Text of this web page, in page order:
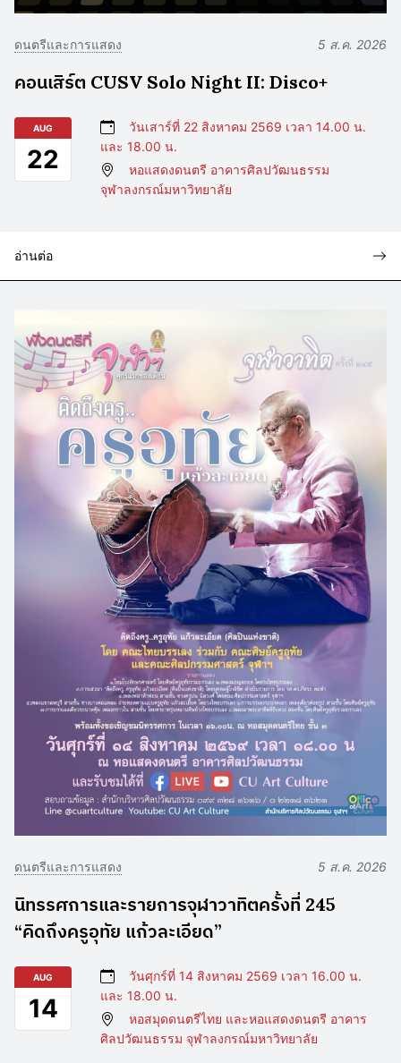
ดนตรีและการแสดง 5 ส.ค. 2026
คอนเสิร์ต CUSV Solo Night II: Disco+
AUG
22
วันเสาร์ที่ 22 สิงหาคม 2569 เวลา 14.00 น.
และ 18.00 น.
หอแสดงดนตรี อาคารศิลปวัฒนธรรม
จุฬาลงกรณ์มหาวิทยาลัย
อ่านต่อ
ดนตรีและการแสดง 5 ส.ค. 2026
นิทรรศการและรายการจุฬาวาทิตครั้งที่ 245
“คิดถึงครูอุทัย แก้วละเอียด”
AUG
14
วันศุกร์ที่ 14 สิงหาคม 2569 เวลา 16.00 น.
และ 18.00 น.
หอสมุดดนตรีไทย และหอแสดงดนตรี อาคาร
ศิลปวัฒนธรรม จุฬาลงกรณ์มหาวิทยาลัย